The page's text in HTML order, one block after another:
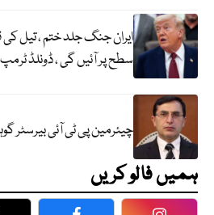
ایران جنگ جلد ختم ، تیل
سطح پر آئیں گی ، ڈونلڈ ٹرمپ
چیئرمین پی ٹی آئی بیرسٹر
ہمیں فالو کریں